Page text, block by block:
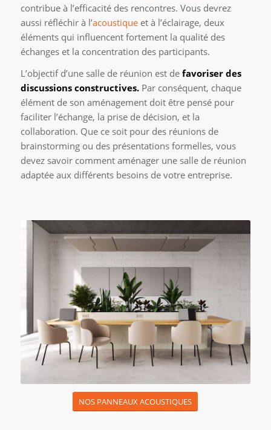
contribue à l’efficacité des rencontres. Vous devrez
aussi réfléchir à l’acoustiqueet à l’éclairage, deux
éléments qui influencent fortement la qualité des
échanges et la concentration des participants.
L’objectif d’une salle de réunion est de favoriser des
discussions constructives.Par conséquent, chaque
élément de son aménagement doit être pensé pour
faciliter l’échange, la prise de décision, et la
collaboration. Que ce soit pour des réunions de
brainstorming ou des présentations formelles, vous
devez savoir comment aménager une salle de réunion
adaptée aux différents besoins de votre entreprise.
NOS PANNEAUX ACOUSTIQUES